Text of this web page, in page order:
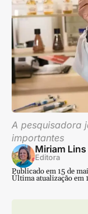
A pesquisadora
importantes
Miriam Lins
Editora
Publicado em 15 de
Última atualização em